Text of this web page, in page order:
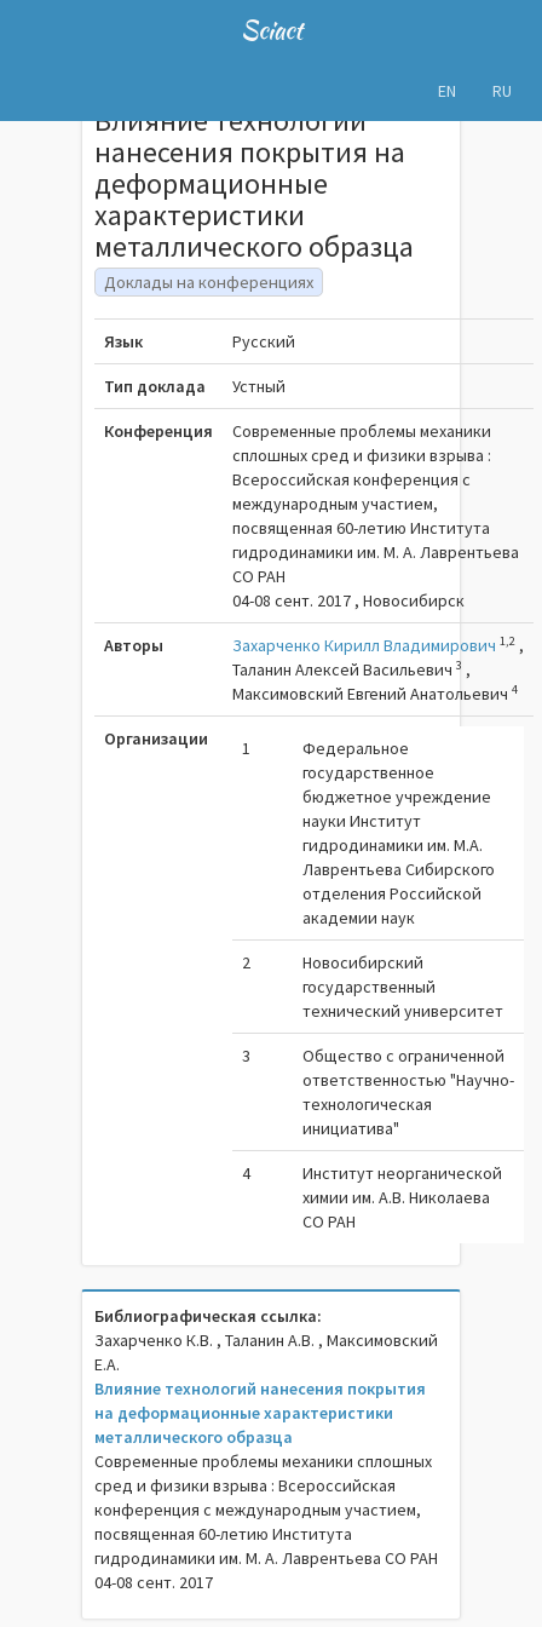
Sciact
EN RU
Влияние технологий
нанесения покрытия на
деформационные
характеристики
металлического образца
Доклады на конференциях
Язык Русский
Тип доклада Устный
Конференция
Современные проблемы механики
сплошных сред и физики взрыва :
Всероссийская конференция с
международным участием,
посвященная 60-летию Института
гидродинамики им. М. А. Лаврентьева
СО РАН
04-08 сент. 2017 , Новосибирск
Авторы Захарченко Кирилл Владимирович 1,2 ,
Таланин Алексей Васильевич3 ,
Максимовский Евгений Анатольевич4
Организации 1
Федеральное
государственное
бюджетное учреждение
науки Институт
гидродинамики им. М.А.
Лаврентьева Сибирского
отделения Российской
академии наук
2
Новосибирский
государственный
технический университет
3
Общество с ограниченной
ответственностью "Научно-
технологическая
инициатива"
4
Институт неорганической
химии им. А.В. Николаева
СО РАН
Библиографическая ссылка:
Захарченко К.В. , Таланин А.В. , Максимовский
Е.А.
Влияние технологий нанесения покрытия
на деформационные характеристики
металлического образца
Современные проблемы механики сплошных
сред и физики взрыва : Всероссийская
конференция с международным участием,
посвященная 60-летию Института
гидродинамики им. М. А. Лаврентьева СО РАН
04-08 сент. 2017